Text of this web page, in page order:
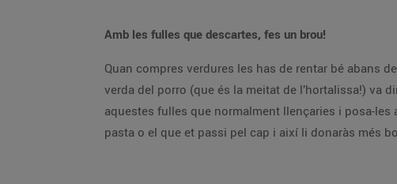
Amb les fulles que descartes, fes un brou!
Quan compres verdures les has de rentar bé abans
verda del porro (que és la meitat de l’hortalissa!) va
aquestes fulles que normalment llençaries i posa-
pasta o el que et passi pel cap i així li donaràs més